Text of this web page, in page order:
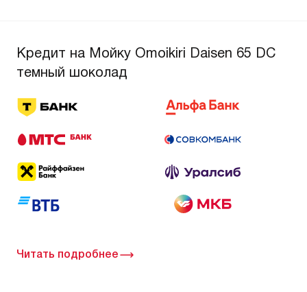
Кредит на Мойку Omoikiri Daisen 65 DC
темный шоколад
Читать подробнее